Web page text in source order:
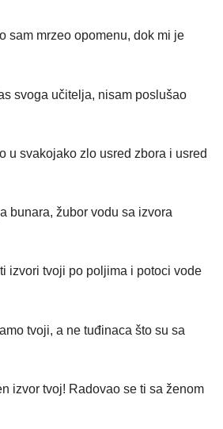
sam mrzeo opomenu, dok mi je
svoga učitelja, nisam poslušao
u svakojako zlo usred zbora i usred
bunara, žubor vodu sa izvora
izvori tvoji po poljima i potoci vode
tvoji, a ne tuđinaca što su sa
izvor tvoj! Radovao se ti sa ženom